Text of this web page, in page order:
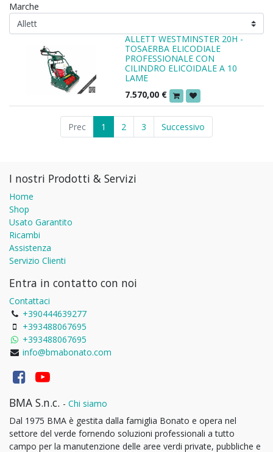
Marche
ALLETT WESTMINSTER 20H -
TOSAERBA ELICODIALE
PROFESSIONALE CON
CILINDRO ELICOIDALE A 10
LAME
7.570,00 €
Prec 1 2 3 Successivo
I nostri Prodotti & Servizi
Home
Shop
Usato Garantito
Ricambi
Assistenza
Servizio Clienti
Entra in contatto con noi
Contattaci
+390444639277
+393488067695
+393488067695
info@bmabonato.com
BMA S.n.c. - Chi siamo
Dal 1975 BMA è gestita dalla famiglia Bonato e opera nel
settore del verde fornendo soluzioni professionali a tutto
campo per la manutenzione delle aree verdi private, pubbliche e